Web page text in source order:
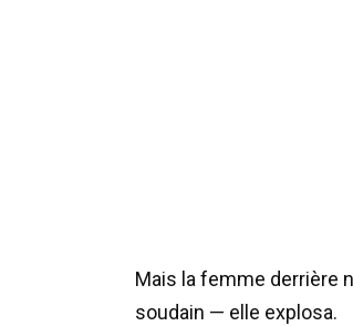
Mais la femme derrière
soudain — elle explosa.